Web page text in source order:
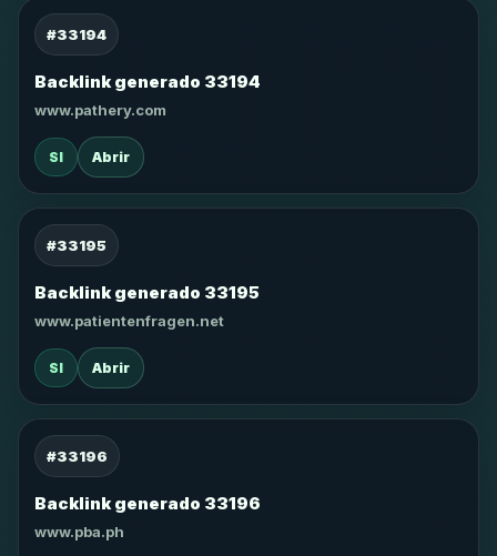
#33194
Backlink generado 33194
www.pathery.com
SI Abrir
#33195
Backlink generado 33195
www.patientenfragen.net
SI Abrir
#33196
Backlink generado 33196
www.pba.ph